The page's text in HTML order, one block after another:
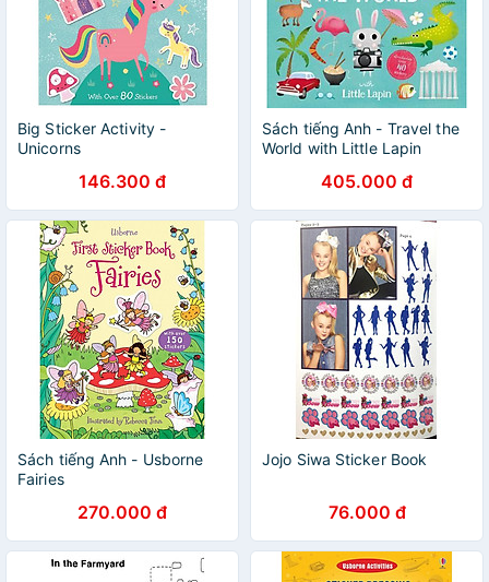
Big Sticker Activity -
Unicorns
146.300 đ
Sách tiếng Anh - Travel the
World with Little Lapin
405.000 đ
Sách tiếng Anh - Usborne
Fairies
270.000 đ
Jojo Siwa Sticker Book
76.000 đ